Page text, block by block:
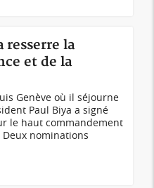
resserre la
et de la
Genève où il séjourne
Paul Biya a signé
le haut commandement
Deux nominations